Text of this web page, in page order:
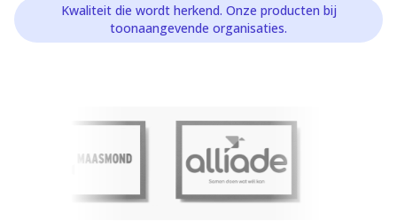
Kwaliteit die wordt herkend. Onze producten bij
toonaangevende organisaties.